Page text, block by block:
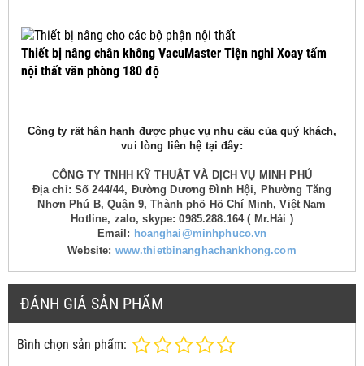
Thiết bị nâng chân không VacuMaster Tiện nghi Xoay tấm
nội thất văn phòng 180 độ
Công ty rất hân hạnh được phục vụ nhu cầu của quý khách,
vui lòng liên hệ tại đây:
CÔNG TY TNHH KỸ THUẬT VÀ DỊCH VỤ MINH PHÚ
Địa chỉ: Số 244/44, Đường Dương Đình Hội, Phường Tăng
Nhơn Phú B, Quận 9, Thành phố Hồ Chí Minh, Việt Nam
Hotline, zalo, skype: 0985.288.164 ( Mr.Hải )
Email: hoanghai@minhphuco.vn
Website: www.thietbinanghachankhong.com
ĐÁNH GIÁ SẢN PHẨM
Bình chọn sản phẩm: